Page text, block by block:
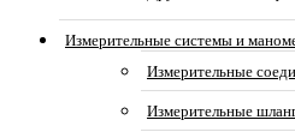
Измерительные системы и
Измерительные
Измерительные